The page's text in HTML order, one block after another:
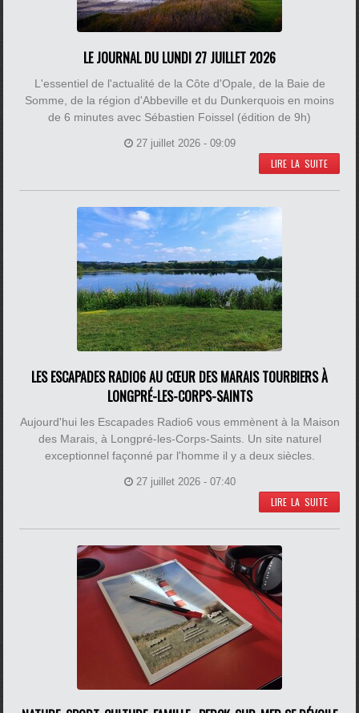
LE JOURNAL DU LUNDI 27 JUILLET 2026
L'essentiel de l'actualité de la Côte d'Opale, de la Baie de
Somme, de la région d'Abbeville et du Dunkerquois en moins
de 6 minutes avec Sébastien Foissel (édition de 9h)
27 juillet 2026 - 09:09
LIRE LA SUITE
LES ESCAPADES RADIO6 AU CŒUR DES MARAIS TOURBIERS À
LONGPRÉ-LES-CORPS-SAINTS
Aujourd'hui les Escapades Radio6 vous emmènent à la Maison
des Marais, à Longpré-les-Corps-Saints. Un site naturel
exceptionnel façonné par l'homme il y a deux siècles.
27 juillet 2026 - 07:40
LIRE LA SUITE